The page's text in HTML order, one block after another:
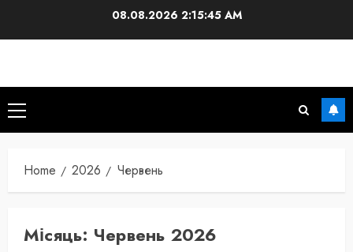
08.08.2026 2:15:46 AM
Primary
Menu
Home 2026 Червень
Місяць: Червень 2026